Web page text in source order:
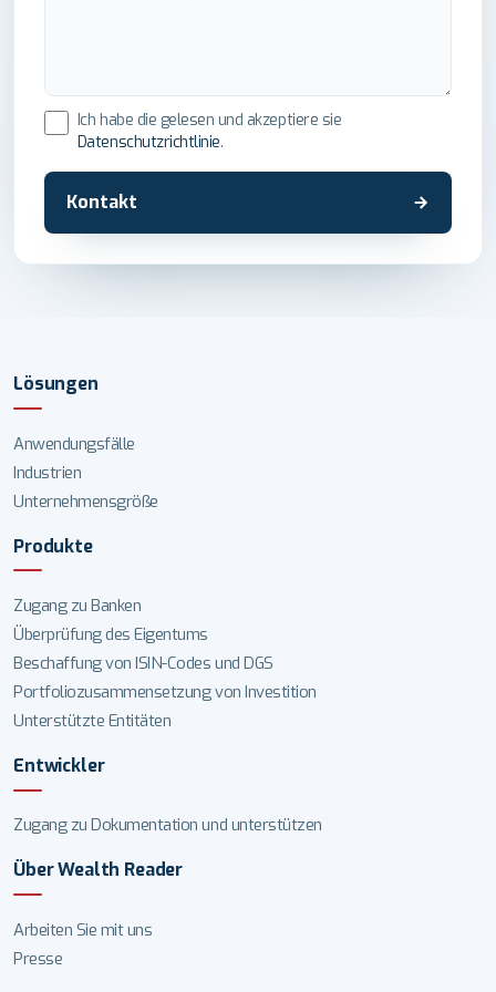
Ich habe die gelesen und akzeptiere sie
Datenschutzrichtlinie.
Kontakt
Lösungen
Anwendungsfälle
Industrien
Unternehmensgröße
Produkte
Zugang zu Banken
Überprüfung des Eigentums
Beschaffung von ISIN-Codes und DGS
Portfoliozusammensetzung von Investition
Unterstützte Entitäten
Entwickler
Zugang zu Dokumentation und unterstützen
Über Wealth Reader
Arbeiten Sie mit uns
Presse